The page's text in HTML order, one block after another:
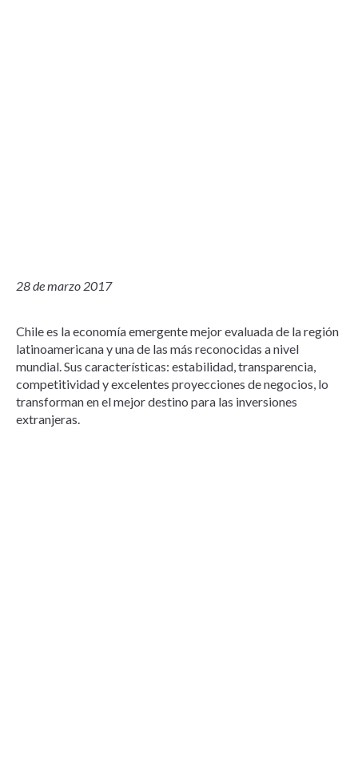
28 de marzo 2017
Chile es la economía emergente mejor evaluada de la región
latinoamericana y una de las más reconocidas a nivel
mundial. Sus características: estabilidad, transparencia,
competitividad y excelentes proyecciones de negocios, lo
transforman en el mejor destino para las inversiones
extranjeras.